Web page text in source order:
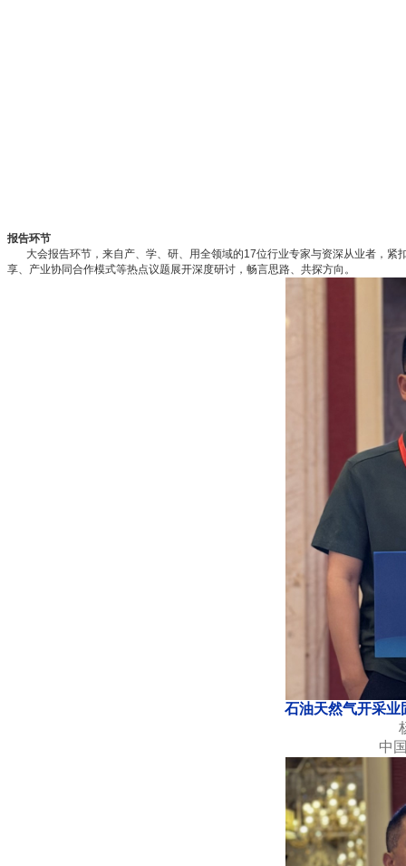
报告环节
大会报告环节，来自产、学、研、用全领域的17位行业专家与资深从业者，紧
享、产业协同合作模式等热点议题展开深度研讨，畅言思路、共探方向。
石油天然气开采业
中